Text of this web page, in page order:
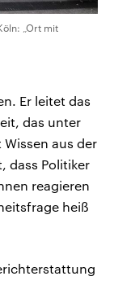
„Ort mit
Er leitet das
das unter
aus der
dass Politiker
reagieren
heiß